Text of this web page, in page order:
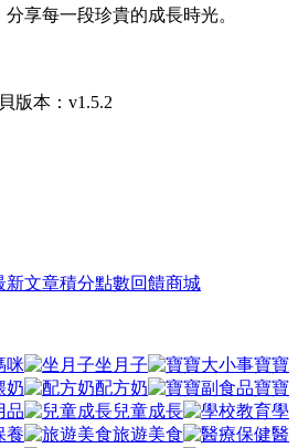
享每一段珍貴的成長時光。
版本：v1.5.2
新文章積分點數回饋商城
咪 坐月子
寶寶
奶 配方奶
寶寶
品 兒童成長
學
養 旅遊美食 醫